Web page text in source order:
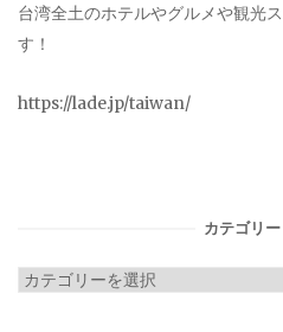
台湾全土のホテルやグルメや観光
す！
https://lade.jp/taiwan/
カテゴリー
カ